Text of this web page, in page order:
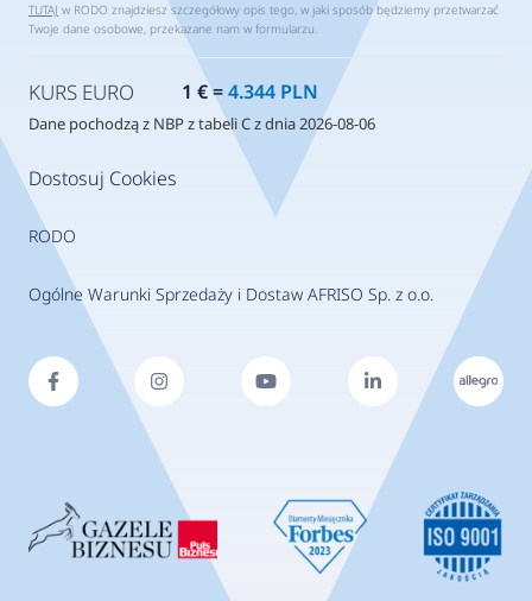
Dostosuj Cookies
RODO
Ogólne Warunki Sprzedaży i Dostaw AFRISO Sp. z o.o.
TUTAJ w RODO znajdziesz szczegółowy opis tego, w jaki sposób będziemy przetwarzać
Twoje dane osobowe, przekazane nam w formularzu.
KURS EURO 1 € =4.344 PLN
Dane pochodzą z NBP z tabeli C z dnia 2026-08-06